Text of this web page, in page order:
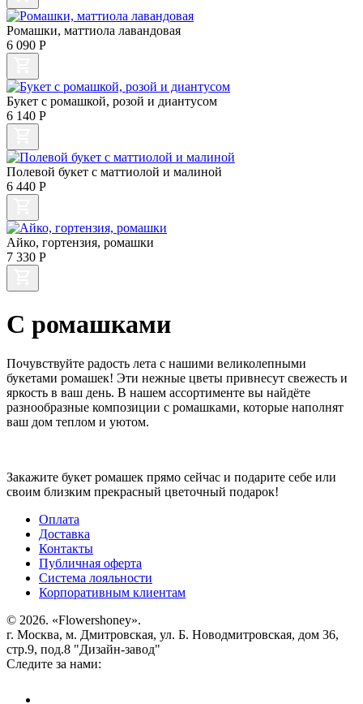
Ромашки, маттиола лавандовая
6 090 Р
Букет с ромашкой, розой и диантусом
6 140 Р
Полевой букет с маттиолой и малиной
6 440 Р
Айко, гортензия, ромашки
7 330 Р
С ромашками
Почувствуйте радость лета с нашими великолепными
букетами ромашек! Эти нежные цветы привнесут свежесть и
яркость в ваш день. В нашем ассортименте вы найдёте
разнообразные композиции с ромашками, которые наполнят
ваш дом теплом и уютом.
Закажите букет ромашек прямо сейчас и подарите себе или
своим близким прекрасный цветочный подарок!
Оплата
Доставка
Контакты
Публичная оферта
Система лояльности
Корпоративным клиентам
© 2026. «Flowershoney».
г. Москва, м. Дмитровская, ул. Б. Новодмитровская, дом 36,
стр.9, под.8 "Дизайн-завод"
Следите за нами: